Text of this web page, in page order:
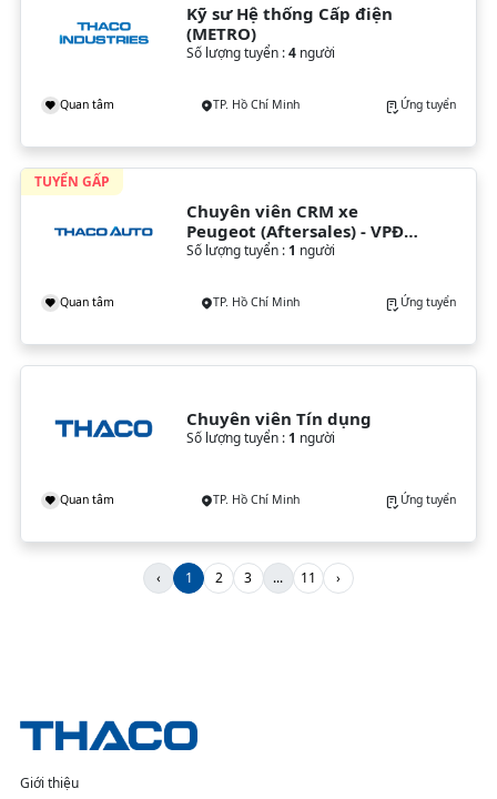
Kỹ sư Hệ thống Cấp điện
(METRO)
Số lượng tuyển :4người
Quan tâm TP. Hồ Chí Minh Ứng tuyển
Chuyên viên CRM xe
Peugeot (Aftersales) - VPĐH
(TP. HCM)
Số lượng tuyển : 1 người
Quan tâm TP. Hồ Chí Minh Ứng tuyển
TUYỂN GẤP
Chuyên viên Tín dụng
Số lượng tuyển : 1 người
Quan tâm TP. Hồ Chí Minh Ứng tuyển
‹ 1 2 3 ... 11 ›
Giới thiệu